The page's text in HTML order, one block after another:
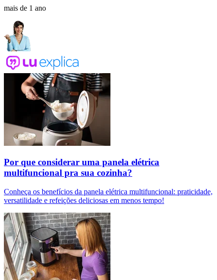
mais de 1 ano
Por que considerar uma panela elétrica
multifuncional pra sua cozinha?
Conheça os benefícios da panela elétrica multifuncional: praticidade,
versatilidade e refeições deliciosas em menos tempo!